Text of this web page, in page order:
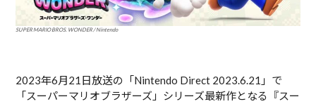
SUPER MARIO BROS. WONDER / Nintendo
2023年6月21日放送の「Nintendo Direct 2023.6.21」で
「スーパーマリオブラザーズ」シリーズ最新作となる『スー